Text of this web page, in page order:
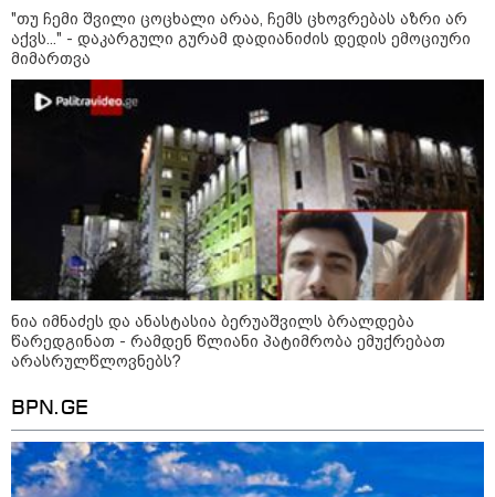
კატეგორიის ყველა სიახლე
ყველაზე კარგი/ცუდი ქვეყნები
ემიგრანტებისთვის 2026 წელს
2026 წლის ყველაზე გაყიდვადი
ავტომობილები - Focus2Move-ის
რეიტინგი
აფრიკის ქვეყნები ამერიკულ
დოლარზე უარს ამბობენ
"თუ ჩემი შვილი ცოცხალი არაა, ჩემს ცხოვრებას აზრი არ
აქვს..." - დაკარგული გურამ დადიანიძის დედის ემოციური
მიმართვა
ნია იმნაძეს და ანასტასია ბერუაშვილს ბრალდება
წარედგინათ - რამდენ წლიანი პატიმრობა ემუქრებათ
არასრულწლოვნებს?
BPN.GE